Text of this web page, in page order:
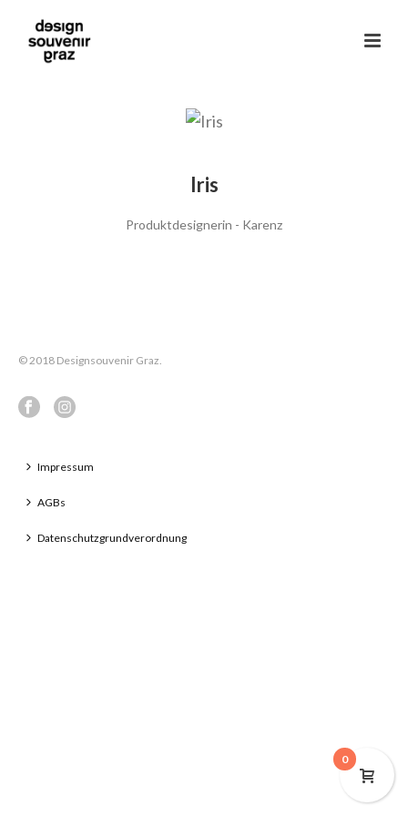
Iris
Produktdesignerin - Karenz
© 2018 Designsouvenir Graz.
Impressum
AGBs
Datenschutzgrundverordnung
0